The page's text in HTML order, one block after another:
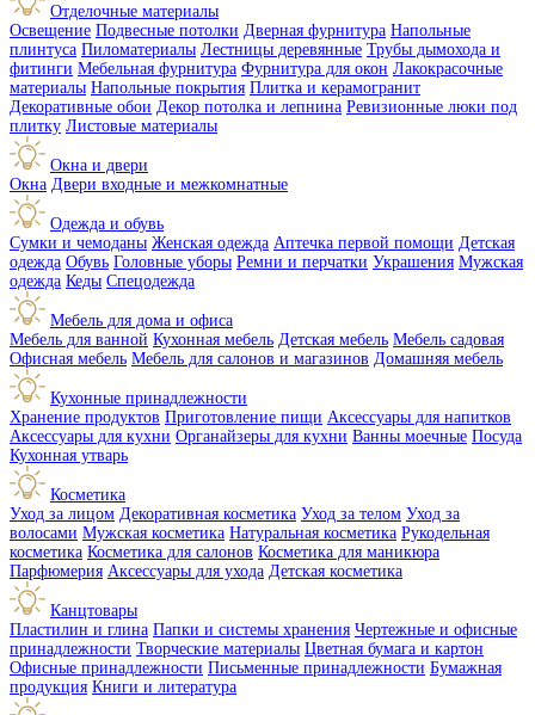
Отделочные материалы
Освещение Подвесные потолки Дверная фурнитура Напольные
плинтуса Пиломатериалы Лестницы деревянные Трубы дымохода и
фитинги Мебельная фурнитура Фурнитура для окон Лакокрасочные
материалы Напольные покрытия Плитка и керамогранит
Декоративные обои Декор потолка и лепнина Ревизионные люки под
плитку Листовые материалы
Окна и двери
Окна Двери входные и межкомнатные
Одежда и обувь
Сумки и чемоданы Женская одежда Аптечка первой помощи Детская
одежда Обувь Головные уборы Ремни и перчатки Украшения Мужская
одежда Кеды Спецодежда
Мебель для дома и офиса
Мебель для ванной Кухонная мебель Детская мебель Мебель садовая
Офисная мебель Мебель для салонов и магазинов Домашняя мебель
Кухонные принадлежности
Хранение продуктов Приготовление пищи Аксессуары для напитков
Аксессуары для кухни Органайзеры для кухни Ванны моечные Посуда
Кухонная утварь
Косметика
Уход за лицом Декоративная косметика Уход за телом Уход за
волосами Мужская косметика Натуральная косметика Рукодельная
косметика Косметика для салонов Косметика для маникюра
Парфюмерия Аксессуары для ухода Детская косметика
Канцтовары
Пластилин и глина Папки и системы хранения Чертежные и офисные
принадлежности Творческие материалы Цветная бумага и картон
Офисные принадлежности Письменные принадлежности Бумажная
продукция Книги и литература